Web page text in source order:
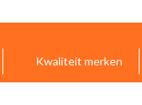
Kwaliteit merken